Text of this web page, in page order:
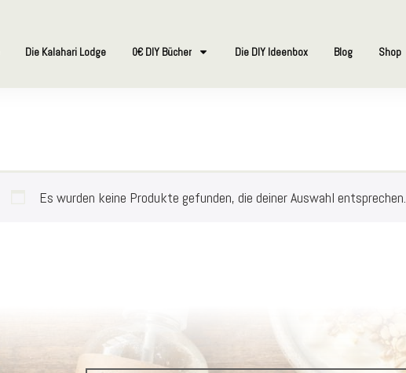
Die Kalahari Lodge 0€ DIY Bücher Die DIY Ideenbox Blog Shop
Es wurden keine Produkte gefunden, die deiner Auswahl entsprechen.